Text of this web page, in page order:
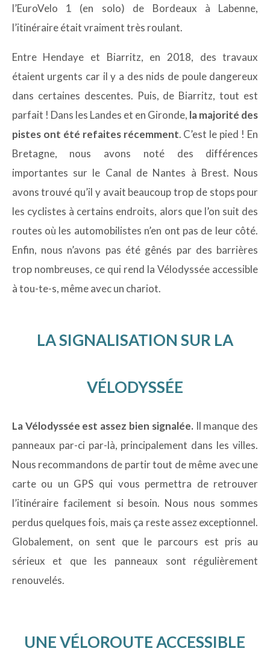
l’EuroVelo 1 (en solo) de Bordeaux à Labenne,
l’itinéraire était vraiment très roulant.
Entre Hendaye et Biarritz, en 2018, des travaux
étaient urgents car il y a des nids de poule dangereux
dans certaines descentes. Puis, de Biarritz, tout est
parfait ! Dans les Landes et en Gironde, la majorité des
pistes ont été refaites récemment. C’est le pied ! En
Bretagne, nous avons noté des différences
importantes sur le Canal de Nantes à Brest. Nous
avons trouvé qu’il y avait beaucoup trop de stops pour
les cyclistes à certains endroits, alors que l’on suit des
routes où les automobilistes n’en ont pas de leur côté.
Enfin, nous n’avons pas été gênés par des barrières
trop nombreuses, ce qui rend la Vélodyssée accessible
à tou-te-s, même avec un chariot.
LA SIGNALISATION SUR LA
VÉLODYSSÉE
La Vélodyssée est assez bien signalée. Il manque des
panneaux par-ci par-là, principalement dans les villes.
Nous recommandons de partir tout de même avec une
carte ou un GPS qui vous permettra de retrouver
l’itinéraire facilement si besoin. Nous nous sommes
perdus quelques fois, mais ça reste assez exceptionnel.
Globalement, on sent que le parcours est pris au
sérieux et que les panneaux sont régulièrement
renouvelés.
UNE VÉLOROUTE ACCESSIBLE